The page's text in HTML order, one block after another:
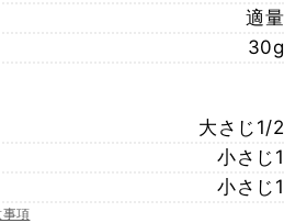
適量
30g
大さじ1/2
小さじ1
小さじ1
項